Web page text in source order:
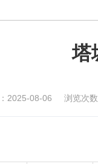
塔
2025-08-06 浏览次数